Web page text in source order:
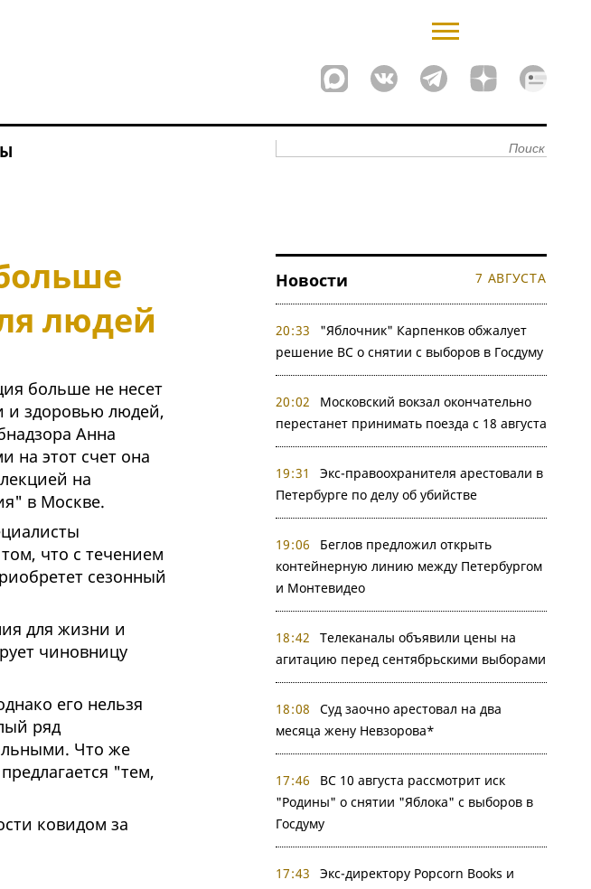
людей
больше не несет
и здоровью людей,
Анна
на этот счет она
на
в Москве.
что с течением
сезонный
для жизни и
чиновницу
его нельзя
ряд
Что же
"тем,
ковидом за
Новости 7 АВГУСТА
20:33
"Яблочник" Карпенков обжалует
решение ВС о снятии с выборов в Госдуму
20:02
Московский вокзал окончательно
перестанет принимать поезда с 18 августа
19:31
Экс-правоохранителя арестовали в
Петербурге по делу об убийстве
19:06
Беглов предложил открыть
контейнерную линию между Петербургом
и Монтевидео
18:42
Телеканалы объявили цены на
агитацию перед сентябрьскими выборами
18:08
Суд заочно арестовал на два
месяца жену Невзорова*
17:46
ВС 10 августа рассмотрит иск
"Родины" о снятии "Яблока" с выборов в
Госдуму
17:43
Экс-директору Popcorn Books и